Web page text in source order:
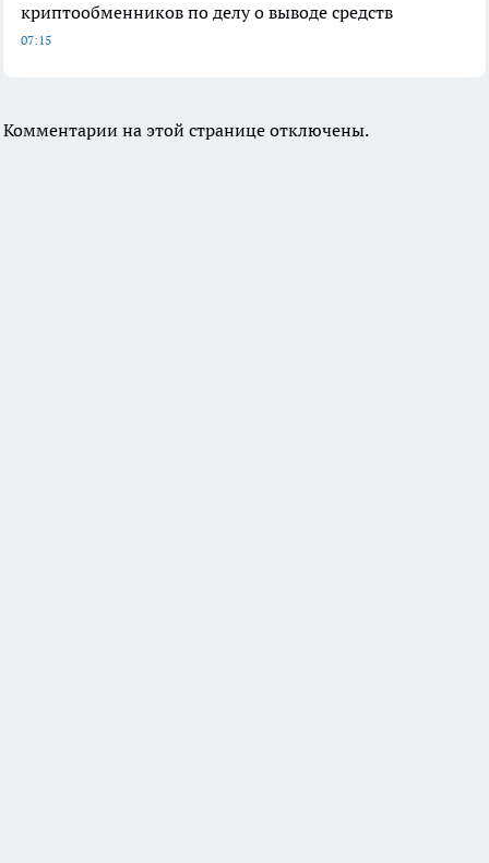
криптообменников по делу о выводе средств
07:15
Комментарии на этой странице отключены.